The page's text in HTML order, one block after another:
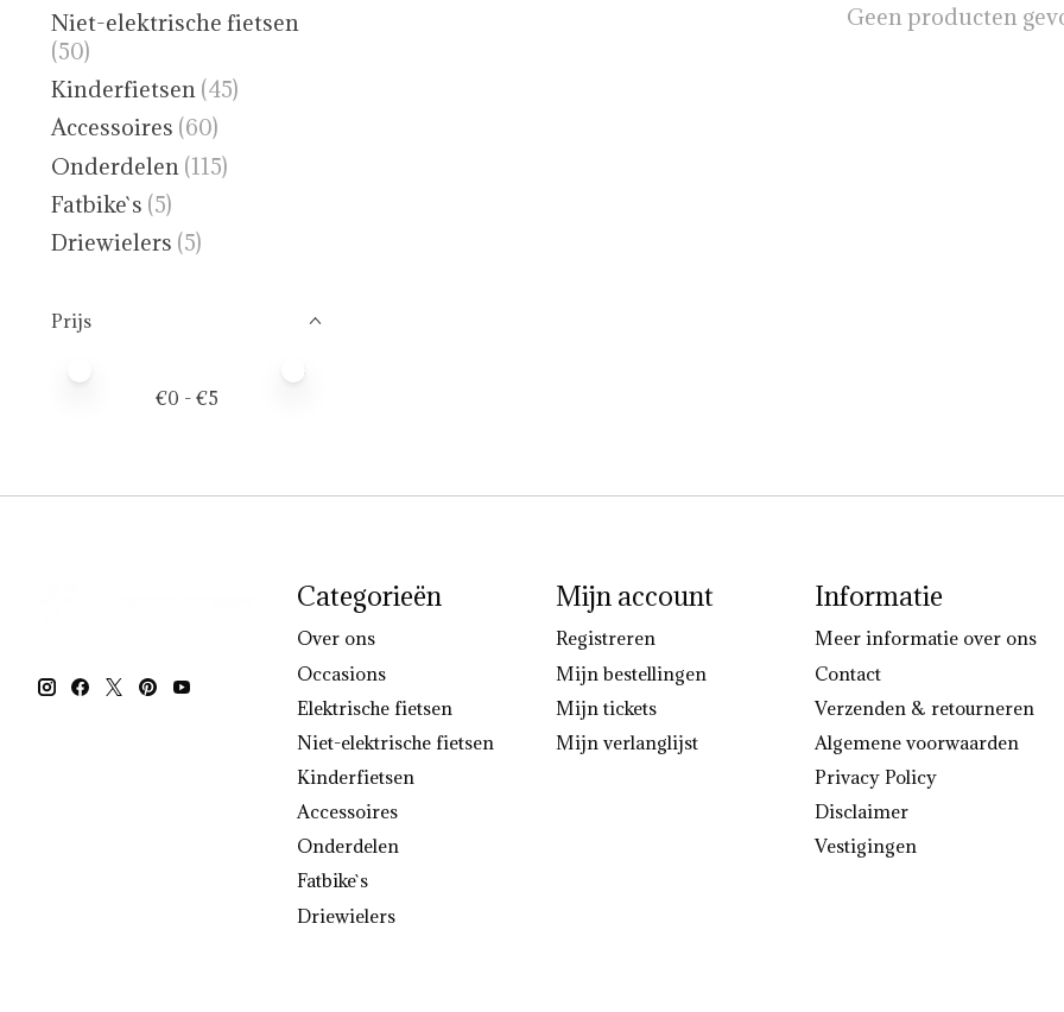
Niet-elektrische fietsen
(50)
Kinderfietsen (45)
Accessoires (60)
Onderdelen (115)
Fatbike`s (5)
Driewielers (5)
Prijs
€0 - €5
Geen producten
Categorieën
Over ons
Occasions
Elektrische fietsen
Niet-elektrische fietsen
Kinderfietsen
Accessoires
Onderdelen
Fatbike`s
Driewielers
Mijn account
Registreren
Mijn bestellingen
Mijn tickets
Mijn verlanglijst
Informatie
Meer informatie over ons
Contact
Verzenden & retourneren
Algemene voorwaarden
Privacy Policy
Disclaimer
Vestigingen